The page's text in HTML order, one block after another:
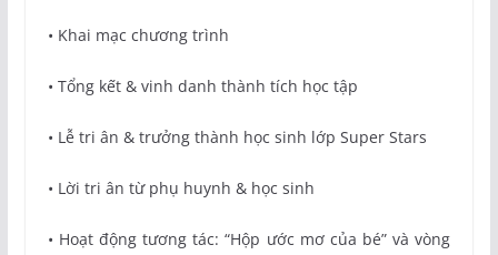
• Khai mạc chương trình
• Tổng kết & vinh danh thành tích học tập
• Lễ tri ân & trưởng thành học sinh lớp Super Stars
• Lời tri ân từ phụ huynh & học sinh
• Hoạt động tương tác: “Hộp ước mơ của bé” và vòng